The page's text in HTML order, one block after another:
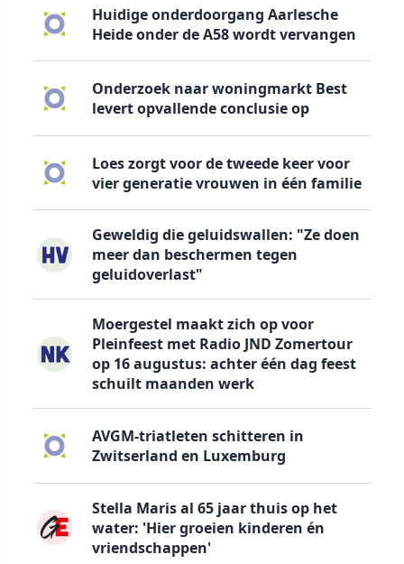
Huidige onderdoorgang Aarlesche
Heide onder de A58 wordt vervangen
Onderzoek naar woningmarkt Best
levert opvallende conclusie op
Loes zorgt voor de tweede keer voor
vier generatie vrouwen in één familie
Geweldig die geluidswallen: "Ze doen
meer dan beschermen tegen
geluidoverlast"
Moergestel maakt zich op voor
Pleinfeest met Radio JND Zomertour
op 16 augustus: achter één dag feest
schuilt maanden werk
AVGM-triatleten schitteren in
Zwitserland en Luxemburg
Stella Maris al 65 jaar thuis op het
water: 'Hier groeien kinderen én
vriendschappen'